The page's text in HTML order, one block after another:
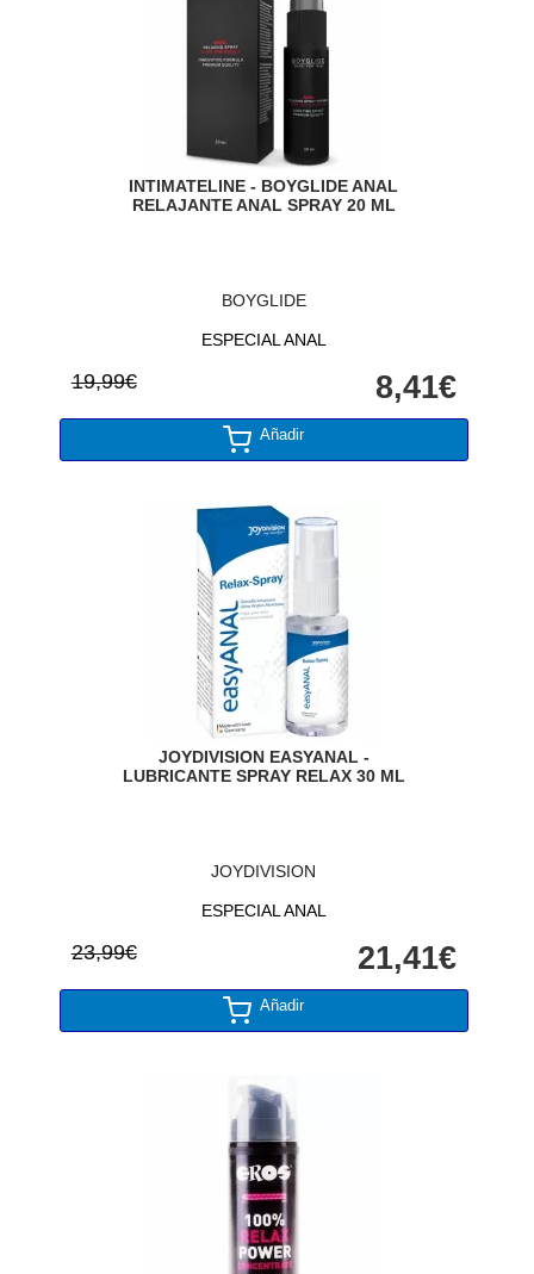
INTIMATELINE - BOYGLIDE ANAL
RELAJANTE ANAL SPRAY 20 ML
BOYGLIDE
ESPECIAL ANAL
19,99€ 8,41€
Añadir
JOYDIVISION EASYANAL -
LUBRICANTE SPRAY RELAX 30 ML
JOYDIVISION
ESPECIAL ANAL
23,99€ 21,41€
Añadir